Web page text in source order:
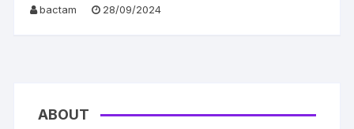
bactam 28/09/2024
ABOUT